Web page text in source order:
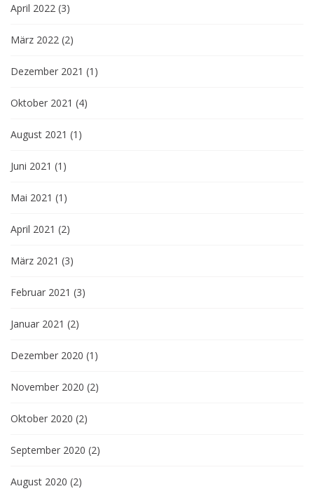
April 2022 (3)
März 2022 (2)
Dezember 2021 (1)
Oktober 2021 (4)
August 2021 (1)
Juni 2021 (1)
Mai 2021 (1)
April 2021 (2)
März 2021 (3)
Februar 2021 (3)
Januar 2021 (2)
Dezember 2020 (1)
November 2020 (2)
Oktober 2020 (2)
September 2020 (2)
August 2020 (2)